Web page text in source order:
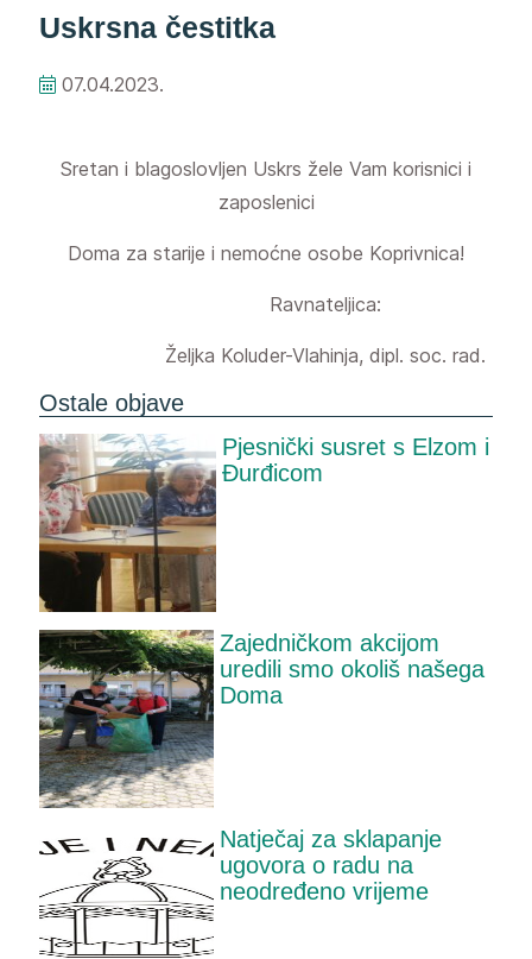
Uskrsna čestitka
07.04.2023.
Sretan i blagoslovljen Uskrs žele Vam korisnici i
zaposlenici
Doma za starije i nemoćne osobe Koprivnica!
Ravnateljica:
Željka Koluder-Vlahinja, dipl. soc. rad.
Ostale objave
Pjesnički susret s Elzom i
Đurđicom
Zajedničkom akcijom
uredili smo okoliš našega
Doma
Natječaj za sklapanje
ugovora o radu na
neodređeno vrijeme